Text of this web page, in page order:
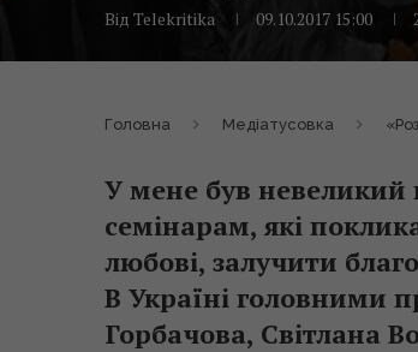
Від Telekritika 09.10.2017 15:00
Головна Медіатусовка
У мене був невеликий
семінарам, які
любові, залучити
В Україні головними
Горбачова, Світлана